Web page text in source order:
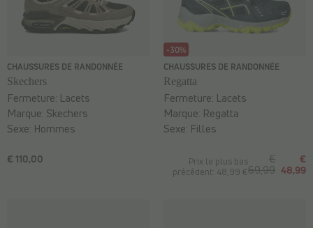
CHAUSSURES DE RANDONNÉE
Skechers
€ 110,00
Fermeture: Lacets
Marque: Skechers
Sexe: Hommes
-30%
CHAUSSURES DE RANDONNÉE
Regatta
Prix le plus bas
précédent: 48,99 €
€
69,99
€
48,99
Fermeture: Lacets
Marque: Regatta
Sexe: Filles